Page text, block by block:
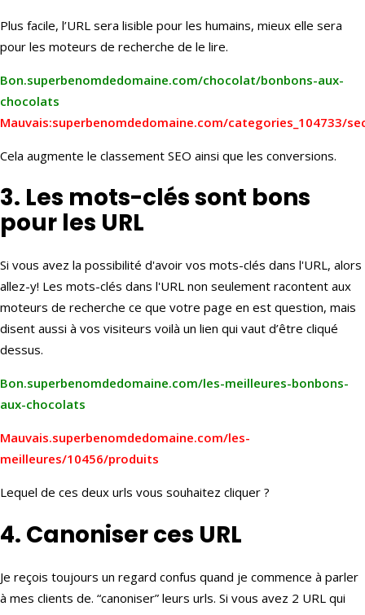
Plus facile, l’URL sera lisible pour les humains, mieux elle sera
pour les moteurs de recherche de le lire.
Bon.superbenomdedomaine.com/chocolat/bonbons-aux-
chocolats
Mauvais:superbenomdedomaine.com/categories_104733/
Cela augmente le classement SEO ainsi que les conversions.
3. Les mots-clés sont bons
pour les URL
Si vous avez la possibilité d'avoir vos mots-clés dans l'URL, alors
allez-y! Les mots-clés dans l'URL non seulement racontent aux
moteurs de recherche ce que votre page en est question, mais
disent aussi à vos visiteurs voilà un lien qui vaut d’être cliqué
dessus.
Bon.superbenomdedomaine.com/les-meilleures-bonbons-
aux-chocolats
Mauvais.superbenomdedomaine.com/les-
meilleures/10456/produits
Lequel de ces deux urls vous souhaitez cliquer ?
4. Canoniser ces URL
Je reçois toujours un regard confus quand je commence à parler
à mes clients de. “canoniser” leurs urls. Si vous avez 2 URL qui